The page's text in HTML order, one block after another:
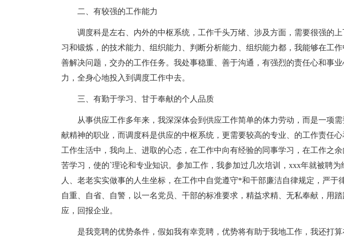
二、有较强的工作能力
调度科是左右、内外的中枢系统，工作千头万绪、涉及方面，需要很强的
习和锻炼，的技术能力、组织能力、判断分析能力、组织能力都，我能够在工
善解决问题，交办的工作任务。我处事稳重、善于沟通，有强烈的责任心和事
力，全身心地投入到调度工作中去。
三、有勤于学习、甘于奉献的个人品质
从事供应工作多年来，我深深体会到供应工作简单的体力劳动，而是一项
献精神的职业，而调度科是供应的中枢系统，更需要较高的专业、的工作责任
工作生活中，我向上、进取的心态，在工作中向有经验的同事学习，在工作之
苦学习，使的`理论和专业知识。参加工作，我参加过几次培训，xxx年就被聘
人、老老实实做事的人生坐标，在工作中自觉遵守*和干部廉洁自律规定，严于
自重、自省、自警，以一名党员、干部的标准要求，精益求精、无私奉献，用
应，回报企业。
是我竞聘的优势条件，假如我有幸竞聘，优势将有助于我地工作，我还打算